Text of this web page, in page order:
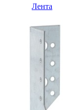
Лента